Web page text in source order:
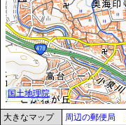
大きなマップ 周辺の郵便局